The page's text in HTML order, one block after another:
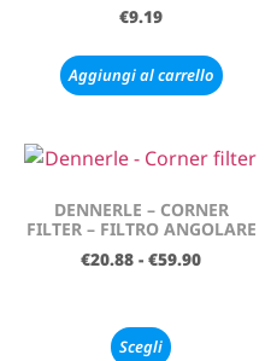
€9.19
Aggiungi al carrello
DENNERLE – CORNER
FILTER – FILTRO ANGOLARE
€20.88 - €59.90
Scegli